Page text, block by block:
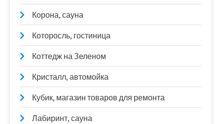
Корона, сауна
Которосль, гостиница
Коттедж на Зеленом
Кристалл, автомойка
Кубик, магазин товаров для ремонта
Лабиринт, сауна